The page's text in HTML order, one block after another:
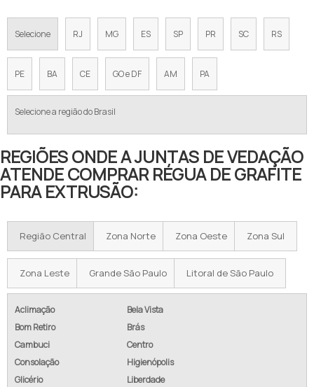
Selecione RJ MG ES SP PR SC RS
PE BA CE GO e DF AM PA
Selecione a região do Brasil
REGIÕES ONDE A JUNTAS DE VEDAÇÃO
ATENDE COMPRAR RÉGUA DE GRAFITE
PARA EXTRUSÃO:
Região Central Zona Norte Zona Oeste Zona Sul
Zona Leste Grande São Paulo Litoral de São Paulo
Aclimação
Bela Vista
Bom Retiro
Brás
Cambuci
Centro
Consolação
Higienópolis
Glicério
Liberdade